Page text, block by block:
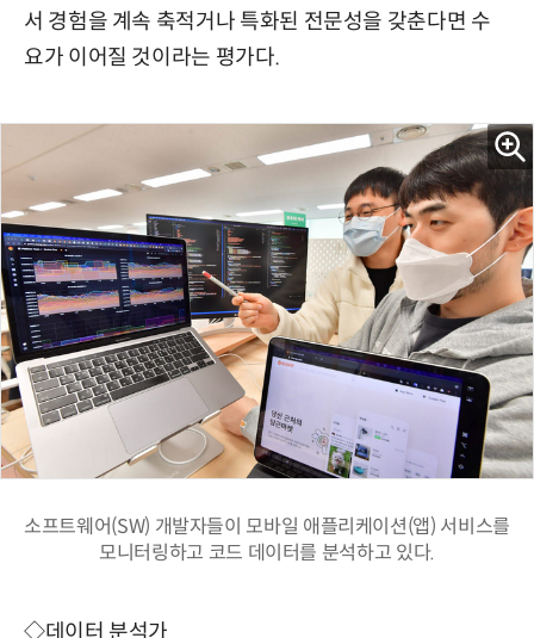
서 경험을 계속 축적거나 특화된 전문성을 갖춘다면 수
요가 이어질 것이라는 평가다.
소프트웨어(SW) 개발자들이 모바일 애플리케이션(앱) 서비스를
모니터링하고 코드 데이터를 분석하고 있다.
◇데이터 분석가